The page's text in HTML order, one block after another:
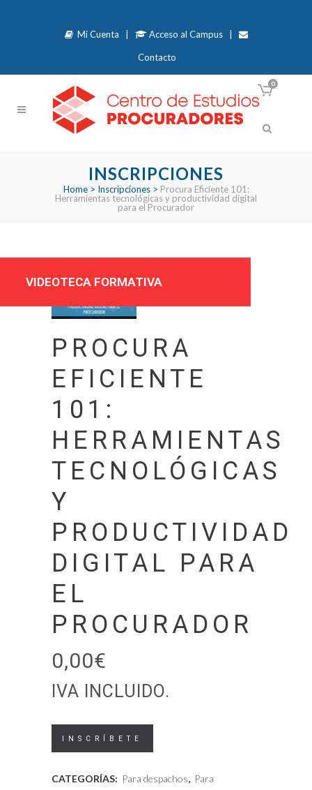
Mi Cuenta Acceso al Campus|
Contacto
0
INSCRIPCIONES
Home> Inscripciones> Procura Eficiente 101:
Herramientas tecnológicas y productividad digital
para el Procurador
VIDEOTECA FORMATIVA
PROCURA
EFICIENTE
101:
HERRAMIENTAS
TECNOLÓGICAS
Y
PRODUCTIVIDAD
DIGITAL PARA
EL
PROCURADOR
0,00€
IVA INCLUIDO.
Procura
INSCRÍBETE
CATEGORÍAS: Para despachos, Para